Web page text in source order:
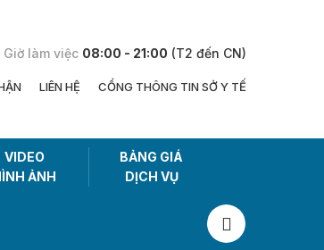
Giờ làm việc 08:00 - 21:00 (T2 đến CN)
LIÊN HỆ CỔNG THÔNG TIN SỞ Y TẾ
VIDEO
ẢNH
BẢNG GIÁ
DỊCH VỤ